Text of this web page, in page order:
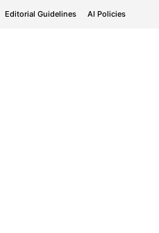
Editorial Guidelines AI Policies